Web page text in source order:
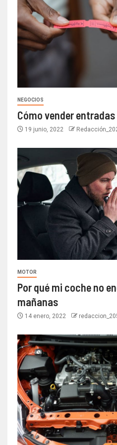
NEGOCIOS
Cómo vender
19 junio, 2022
MOTOR
Por qué mi coche no
mañanas
14 enero, 2022